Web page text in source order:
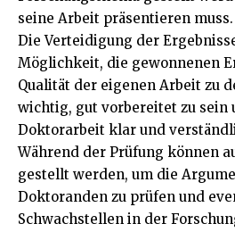
seine Arbeit präsentieren muss.
Die Verteidigung der
Möglichkeit, die gewonnenen
Qualität der eigenen Arbeit zu
wichtig, gut vorbereitet zu sein
Doktorarbeit klar und
Während der Prüfung können
gestellt werden, um die
Doktoranden zu prüfen und
Schwachstellen in der